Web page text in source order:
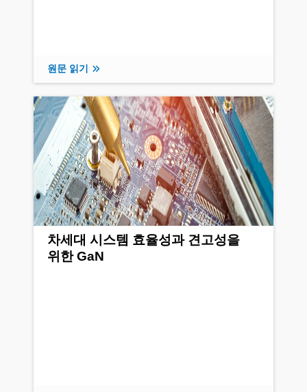
원문 읽기
차세대 시스템 효율성과 견고성을
위한 GaN